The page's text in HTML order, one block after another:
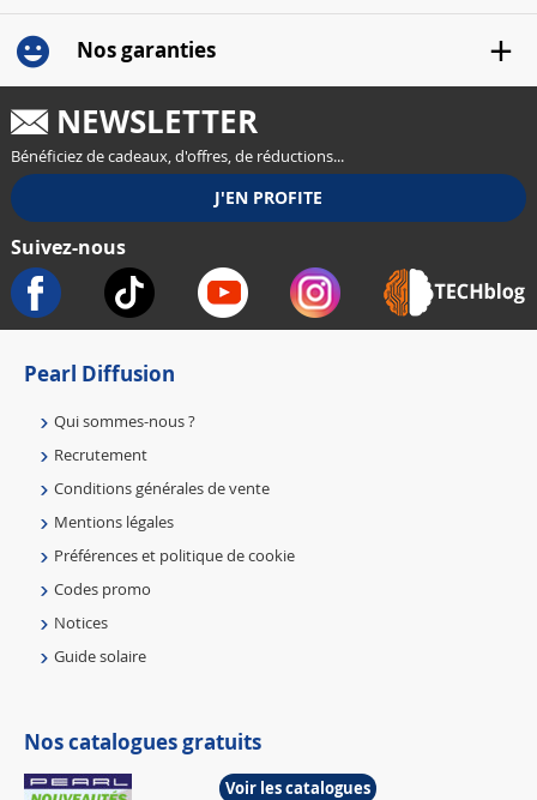
Nos garanties
NEWSLETTER
Bénéficiez de cadeaux, d'offres, de réductions...
Suivez-nous
Pearl Diffusion
Qui sommes-nous ?
Recrutement
Conditions générales de vente
Mentions légales
Préférences et politique de cookie
Codes promo
Notices
Guide solaire
Nos catalogues gratuits
Voir les catalogues